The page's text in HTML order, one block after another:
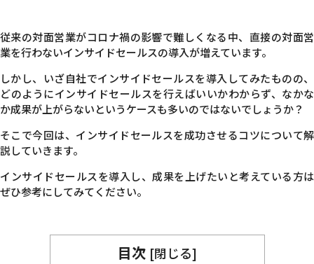
従来の対面営業がコロナ禍の影響で難しくなる中、直接の対面営
業を行わないインサイドセールスの導入が増えています。
しかし、いざ自社でインサイドセールスを導入してみたものの、
どのようにインサイドセールスを行えばいいかわからず、なかな
か成果が上がらないというケースも多いのではないでしょうか？
そこで今回は、インサイドセールスを成功させるコツについて解
説していきます。
インサイドセールスを導入し、成果を上げたいと考えている方は
ぜひ参考にしてみてください。
目次 [閉じる]